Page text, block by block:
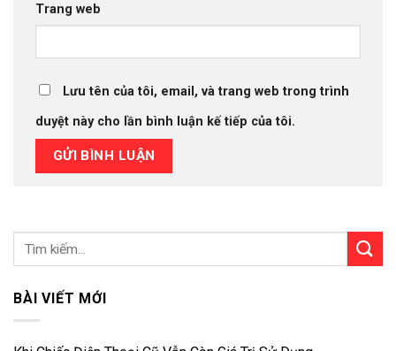
Trang web
Lưu tên của tôi, email, và trang web trong trình
duyệt này cho lần bình luận kế tiếp của tôi.
BÀI VIẾT MỚI